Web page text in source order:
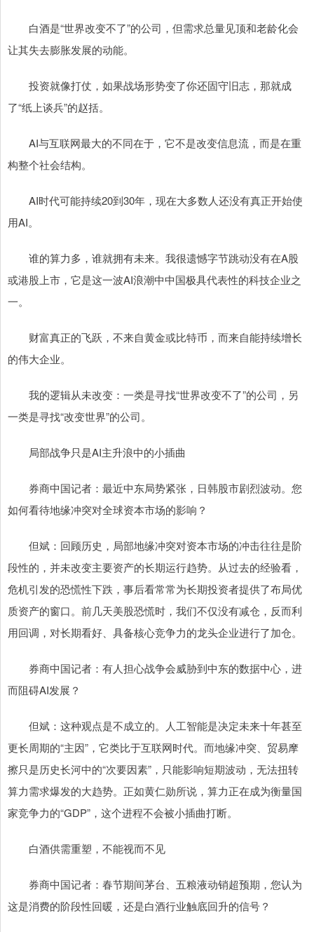
白酒是“世界改变不了”的公司，但需求总量见顶和老龄化会
让其失去膨胀发展的动能。
投资就像打仗，如果战场形势变了你还固守旧志，那就成
了“纸上谈兵”的赵括。
AI与互联网最大的不同在于，它不是改变信息流，而是在重
构整个社会结构。
AI时代可能持续20到30年，现在大多数人还没有真正开始使
用AI。
谁的算力多，谁就拥有未来。我很遗憾字节跳动没有在A股
或港股上市，它是这一波AI浪潮中中国极具代表性的科技企业之
一。
财富真正的飞跃，不来自黄金或比特币，而来自能持续增长
的伟大企业。
我的逻辑从未改变：一类是寻找“世界改变不了”的公司，另
一类是寻找“改变世界”的公司。
局部战争只是AI主升浪中的小插曲
券商中国记者：最近中东局势紧张，日韩股市剧烈波动。您
如何看待地缘冲突对全球资本市场的影响？
但斌：回顾历史，局部地缘冲突对资本市场的冲击往往是阶
段性的，并未改变主要资产的长期运行趋势。从过去的经验看，
危机引发的恐慌性下跌，事后看常常为长期投资者提供了布局优
质资产的窗口。前几天美股恐慌时，我们不仅没有减仓，反而利
用回调，对长期看好、具备核心竞争力的龙头企业进行了加仓。
券商中国记者：有人担心战争会威胁到中东的数据中心，进
而阻碍AI发展？
但斌：这种观点是不成立的。人工智能是决定未来十年甚至
更长周期的“主因”，它类比于互联网时代。而地缘冲突、贸易摩
擦只是历史长河中的“次要因素”，只能影响短期波动，无法扭转
算力需求爆发的大趋势。正如黄仁勋所说，算力正在成为衡量国
家竞争力的“GDP”，这个进程不会被小插曲打断。
白酒供需重塑，不能视而不见
券商中国记者：春节期间茅台、五粮液动销超预期，您认为
这是消费的阶段性回暖，还是白酒行业触底回升的信号？